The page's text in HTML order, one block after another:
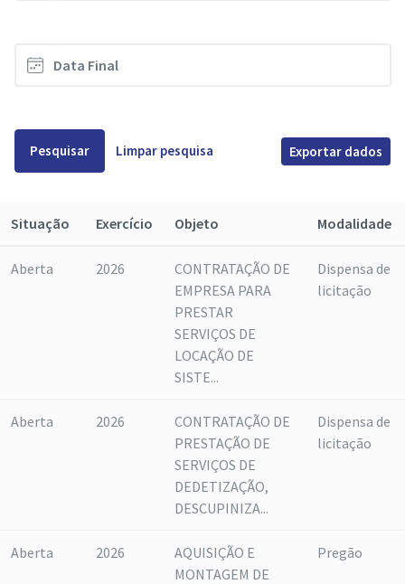
Pesquisar Limpar pesquisa Exportar dados
Situação Exercício Objeto Modalidade
Aberta 2026
CONTRATAÇÃO DE
EMPRESA PARA
PRESTAR
SERVIÇOS DE
LOCAÇÃO DE
SISTE...
Dispensa de
licitação
Aberta 2026
CONTRATAÇÃO DE
PRESTAÇÃO DE
SERVIÇOS DE
DEDETIZAÇÃO,
DESCUPINIZA...
Dispensa de
licitação
Aberta 2026
AQUISIÇÃO E
MONTAGEM DE
Pregão